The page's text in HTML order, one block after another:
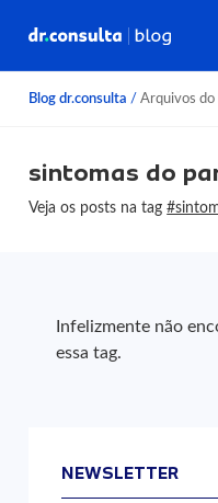
Blog dr.consulta / Arquivos do
sintomas do
Veja os posts na tag
Infelizmente não
essa tag.
NEWSLETTER